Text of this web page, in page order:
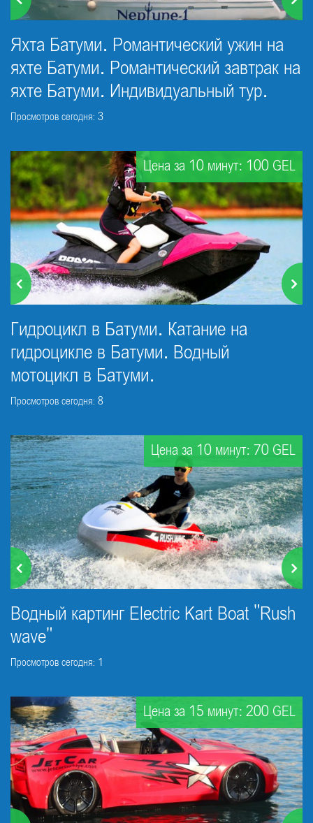
Яхта Батуми. Романтический ужин на
яхте Батуми. Романтический завтрак на
яхте Батуми. Индивидуальный тур.
Просмотров сегодня: 3
Цена за 10 минут: 100 GEL
Гидроцикл в Батуми. Катание на
гидроцикле в Батуми. Водный
мотоцикл в Батуми.
Просмотров сегодня: 8
Цена за 10 минут: 70 GEL
Водный картинг Electric Kart Boat "Rush
wave"
Просмотров сегодня: 1
Цена за 15 минут: 200 GEL